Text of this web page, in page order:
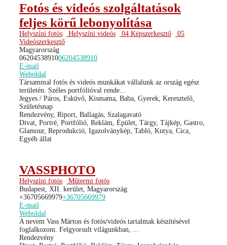
Fotós és videós szolgáltatások
feljes körű lebonyolítása
Helyszíni fotós Helyszíni videós 04 Képszerkesztő
05
Videószerkesztő
Magyarország
0620453891006204538910
E-mail
Weboldal
Társammal fotós és videós munkákat vállalunk az ország egész
területén. Széles portfólióval rende...
Jegyes / Páros, Esküvő, Kismama, Baba, Gyerek, Keresztelő,
Születésnap
Rendezvény, Riport, Ballagás, Szalagavató
Divat, Portré, Portfólió, Reklám, Épület, Tárgy, Tájkép, Gastro,
Glamour, Reprodukció, Igazolványkép, Tabló, Kutya, Cica,
Egyéb állat
VASSPHOTO
Helyszíni fotós
Műtermi fotós
Budapest, XII. kerület, Magyarország
+36705669979+36705669979
E-mail
Weboldal
A nevem Vass Márton és fotós/videós tartalmak készítésével
foglalkozom. Felgyorsult világunkban, ...
Rendezvény